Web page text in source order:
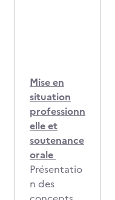
Mise en
situation
professionn
elle et
soutenance
orale
Présentatio
n des